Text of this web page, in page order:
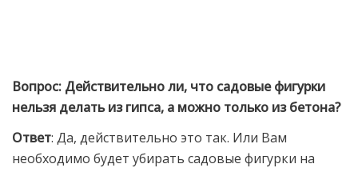
Вопрос: Действительно ли, что садовые фигурки
нельзя делать из гипса, а можно только из бетона?
Ответ: Да, действительно это так. Или Вам
необходимо будет убирать садовые фигурки на